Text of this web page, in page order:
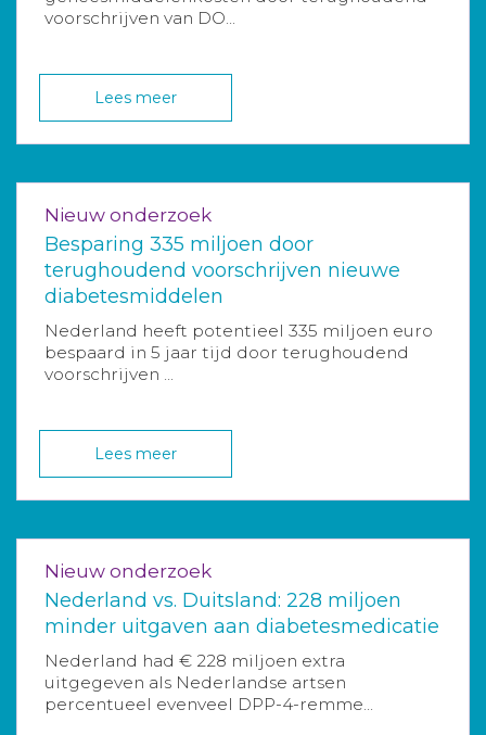
voorschrijven van DO...
Lees meer
Nieuw onderzoek
Besparing 335 miljoen door
terughoudend voorschrijven nieuwe
diabetesmiddelen
Nederland heeft potentieel 335 miljoen euro
bespaard in 5 jaar tijd door terughoudend
voorschrijven ...
Lees meer
Nieuw onderzoek
Nederland vs. Duitsland: 228 miljoen
minder uitgaven aan diabetesmedicatie
Nederland had € 228 miljoen extra
uitgegeven als Nederlandse artsen
percentueel evenveel DPP-4-remme...